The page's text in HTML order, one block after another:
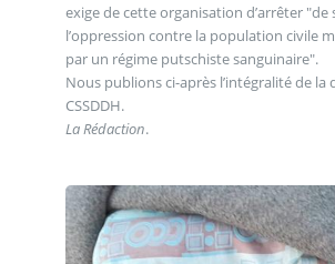
exige de cette organisation d’arrêter "de
l’oppression contre la population civile
par un régime putschiste sanguinaire".
Nous publions ci-après l’intégralité de la
CSSDDH.
La Rédaction.